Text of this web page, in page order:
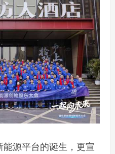
源平台的诞生，更宣